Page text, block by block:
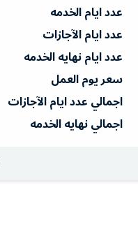
عدد ايام الخدمه
عدد ايام الآجازات
عدد ايام نهايه الخدمه
سعر يوم العمل
اجمالي عدد ايام الآجازات
اجمالي نهايه الخدمه